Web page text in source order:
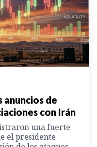
de
con Irán
una fuerte
el presidente